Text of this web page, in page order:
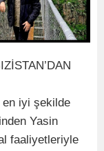
en iyi şekilde
Yasin
faaliyetleriyle